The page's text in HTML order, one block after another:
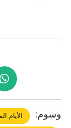
وسوم: الأيام